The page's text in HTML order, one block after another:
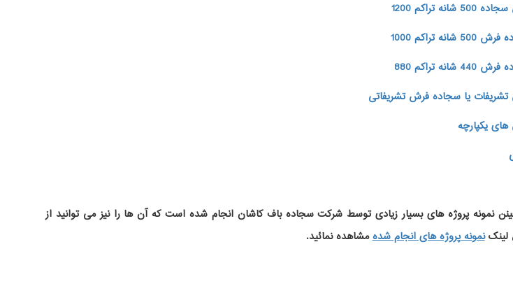
شانه تراکم 1200
شانه تراکم 1000
شانه تراکم 880
یا سجاده فرش تشریفاتی
یکپارچه
نمونه پروژه هایبسیار زیادی توسط شرکت سجاده باف کاشان انجام شده است که آن ها را نیز می توانید از
لینکنمونه پروژه های انجام شدهمشاهده نمائید.